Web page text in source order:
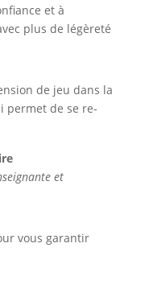
et à
plus de légèreté
de jeu dans la
permet de se re-
et
vous garantir